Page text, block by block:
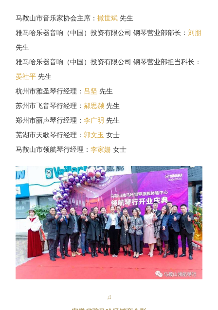
马鞍山市音乐家协会主席： 撒世斌 先生
雅马哈乐器音响（中国）投资有限公司 钢琴营业部部长： 刘朋
先生
雅马哈乐器音响（中国）投资有限公司 钢琴营业部担当科长：
晏社平 先生
杭州市雅圣琴行经理： 吕坚 先生
苏州市飞音琴行经理： 郝思赪 先生
郑州市丽声琴行经理： 李广明 先生
芜湖市天歌琴行经理： 郭文玉 女士
马鞍山市领航琴行经理： 李家姗 女士
♫